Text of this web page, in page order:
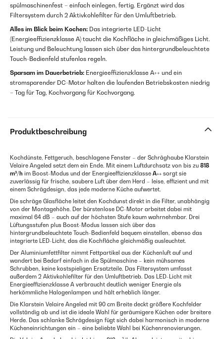
spülmaschinenfest – einfach einlegen, fertig. Ergänzt wird das
Filtersystem durch 2 Aktivkohlefilter für den Umluftbetrieb.
Alles im Blick beim Kochen: Das integrierte LED-Licht
(Energieeffizienzklasse A) taucht die Kochfläche in gleichmäßiges Licht.
Leistung und Beleuchtung lassen sich über das hintergrundbeleuchtete
Touch-Bedienfeld stufenlos regeln.
Sparsam im Dauerbetrieb: Energieeffizienzklasse A++ und ein
stromsparender DC-Motor halten die laufenden Betriebskosten niedrig
– Tag für Tag, Kochvorgang für Kochvorgang.
Produktbeschreibung
Kochdünste, Fettgeruch, beschlagene Fenster – der Schräghaube Klarstein
Velaire Angeled setzt dem ein Ende. Mit einem Luftdurchsatz von bis zu 818
m³/h im Boost-Modus und der Energieeffizienzklasse A++ sorgt sie
zuverlässig für frische, saubere Luft über dem Herd – leise, effizient und mit
einem Schrägdesign, das jede moderne Küche aufwertet.
Die schräge Glasfläche leitet den Kochdunst direkt in die Filter, unabhängig
von der Montagehöhe. Der bürstenlose DC-Motor arbeitet dabei mit
maximal 64 dB – auch auf der höchsten Stufe kaum wahrnehmbar. Drei
Lüftungsstufen plus Boost-Modus lassen sich über das
hintergrundbeleuchtete Touch-Bedienfeld bequem einstellen, ebenso das
integrierte LED-Licht, das die Kochfläche gleichmäßig ausleuchtet.
Der Aluminiumfettfilter nimmt Fettpartikel aus der Küchenluft auf und
wandert bei Bedarf einfach in die Spülmaschine – kein mühsames
Schrubben, keine kostspieligen Ersatzteile. Das Filtersystem umfasst
außerdem 2 Aktivkohlefilter für den Umluftbetrieb. Das LED-Licht mit
Energieeffizienzklasse A verbraucht deutlich weniger Energie als
herkömmliche Halogenlampen und hält erheblich länger.
Die Klarstein Velaire Angeled mit 90 cm Breite deckt größere Kochfelder
vollständig ab und ist die ideale Wahl für geräumigere Küchen oder breitere
Herde. Das schlanke Schrägdesign fügt sich dabei harmonisch in moderne
Kücheneinrichtungen ein – eine beliebte Wahl bei Küchenrenovierungen.